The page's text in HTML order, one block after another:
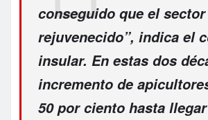
conseguido que el
rejuvenecido”, indica el
insular. En estas dos
incremento de
50 por ciento hasta